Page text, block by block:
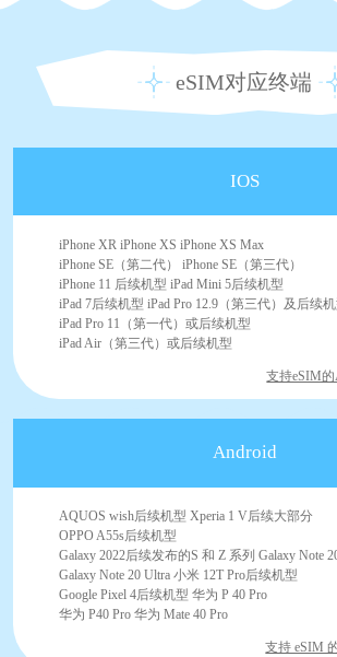
eSIM对应终端
IOS
iPhone XR iPhone XS iPhone XS Max
iPhone SE（第二代） iPhone SE（第三代）
iPhone 11 后续机型 iPad Mini 5后续机型
iPad 7后续机型 iPad Pro 12.9（第三代）及后续
iPad Pro 11（第一代）或后续机型
iPad Air（第三代）或后续机型
支持eSIM
Android
AQUOS wish后续机型 Xperia 1 V后续大部分
OPPO A55s后续机型
Galaxy 2022后续发布的S 和 Z 系列 Galaxy Note
Galaxy Note 20 Ultra 小米 12T Pro后续机型
Google Pixel 4后续机型 华为 P 40 Pro
华为 P40 Pro 华为 Mate 40 Pro
支持 eSIM